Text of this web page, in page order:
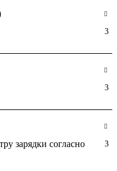
3
3
зарядки согласно
3